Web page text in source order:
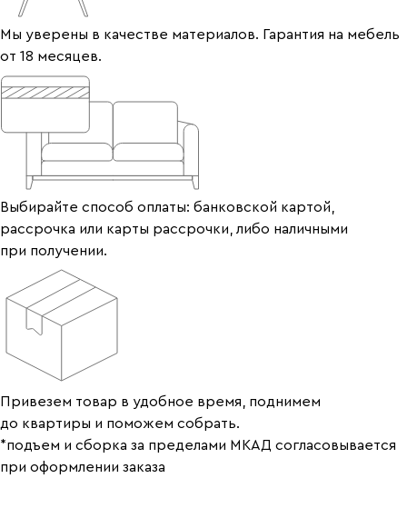
Мы уверены в качестве материалов. Гарантия на мебель
от 18 месяцев.
Выбирайте способ оплаты: банковской картой,
рассрочка или карты рассрочки, либо наличными
при получении.
Привезем товар в удобное время, поднимем
до квартиры и поможем собрать.
*подъем и сборка за пределами МКАД согласовывается
при оформлении заказа